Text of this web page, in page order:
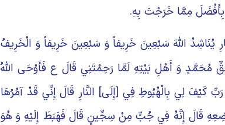
بِأَفْضَلَ مِمَّا خَرَجْتَ بِهِ.
يُنَاشِدُ اللَّهَ سَبْعِينَ خَرِيفاً وَ سَبْعِينَ خَرِيفاً وَ الْخَرِيفُ
وَ أَهْلِ بَيْتِهِ لَمَّا رَحِمْتَنِي قَالَ ع فَأَوْحَى اللَّهُ
كَيْفَ لِي بِالْهُبُوطِ فِي [إِلَى‏] النَّارِ قَالَ إِنِّي قَدْ آمُرُهَا
قَالَ إِنَّهُ فِي جُبٍّ مِنْ سِجِّينٍ قَالَ فَهَبَطَ إِلَيْهِ وَ هُوَ